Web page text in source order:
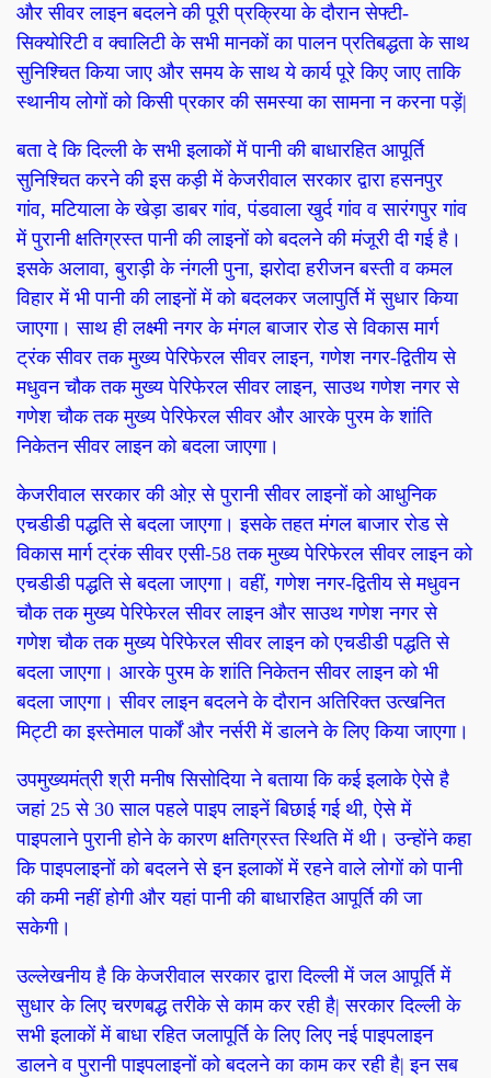
और सीवर लाइन बदलने की पूरी प्रक्रिया के दौरान सेफ्टी-
सिक्योरिटी व क्वालिटी के सभी मानकों का पालन प्रतिबद्धता के साथ
सुनिश्चित किया जाए और समय के साथ ये कार्य पूरे किए जाए ताकि
स्थानीय लोगों को किसी प्रकार की समस्या का सामना न करना पड़ें|
बता दे कि दिल्ली के सभी इलाकों में पानी की बाधारहित आपूर्ति
सुनिश्चित करने की इस कड़ी में केजरीवाल सरकार द्वारा हसनपुर
गांव, मटियाला के खेड़ा डाबर गांव, पंडवाला खुर्द गांव व सारंगपुर गांव
में पुरानी क्षतिग्रस्त पानी की लाइनों को बदलने की मंजूरी दी गई है।
इसके अलावा, बुराड़ी के नंगली पुना, झरोदा हरीजन बस्ती व कमल
विहार में भी पानी की लाइनों में को बदलकर जलापुर्ति में सुधार किया
जाएगा। साथ ही लक्ष्मी नगर के मंगल बाजार रोड से विकास मार्ग
ट्रंक सीवर तक मुख्य पेरिफेरल सीवर लाइन, गणेश नगर-द्वितीय से
मधुवन चौक तक मुख्य पेरिफेरल सीवर लाइन, साउथ गणेश नगर से
गणेश चौक तक मुख्य पेरिफेरल सीवर और आरके पुरम के शांति
निकेतन सीवर लाइन को बदला जाएगा।
केजरीवाल सरकार की ओऱ से पुरानी सीवर लाइनों को आधुनिक
एचडीडी पद्धति से बदला जाएगा। इसके तहत मंगल बाजार रोड से
विकास मार्ग ट्रंक सीवर एसी-58 तक मुख्य पेरिफेरल सीवर लाइन को
एचडीडी पद्धति से बदला जाएगा। वहीं, गणेश नगर-द्वितीय से मधुवन
चौक तक मुख्य पेरिफेरल सीवर लाइन और साउथ गणेश नगर से
गणेश चौक तक मुख्य पेरिफेरल सीवर लाइन को एचडीडी पद्धति से
बदला जाएगा। आरके पुरम के शांति निकेतन सीवर लाइन को भी
बदला जाएगा। सीवर लाइन बदलने के दौरान अतिरिक्त उत्खनित
मिट्टी का इस्तेमाल पार्कों और नर्सरी में डालने के लिए किया जाएगा।
उपमुख्यमंत्री श्री मनीष सिसोदिया ने बताया कि कई इलाके ऐसे है
जहां 25 से 30 साल पहले पाइप लाइनें बिछाई गई थी, ऐसे में
पाइपलाने पुरानी होने के कारण क्षतिग्रस्त स्थिति में थी। उन्होंने कहा
कि पाइपलाइनों को बदलने से इन इलाकों में रहने वाले लोगों को पानी
की कमी नहीं होगी और यहां पानी की बाधारहित आपूर्ति की जा
सकेगी।
उल्लेखनीय है कि केजरीवाल सरकार द्वारा दिल्ली में जल आपूर्ति में
सुधार के लिए चरणबद्ध तरीके से काम कर रही है| सरकार दिल्ली के
सभी इलाकों में बाधा रहित जलापूर्ति के लिए लिए नई पाइपलाइन
डालने व पुरानी पाइपलाइनों को बदलने का काम कर रही है| इन सब